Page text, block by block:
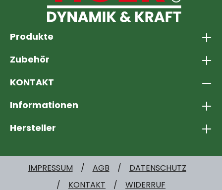
Produkte
Zubehör
KONTAKT
Informationen
Hersteller
IMPRESSUM AGB
DATENSCHUTZ
KONTAKT
WIDERRUF